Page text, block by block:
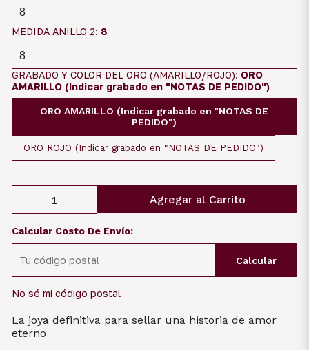
MEDIDA ANILLO 2: 8
GRABADO Y COLOR DEL ORO (AMARILLO/ROJO): ORO
AMARILLO (Indicar grabado en "NOTAS DE PEDIDO")
ORO AMARILLO (Indicar grabado en "NOTAS DE
PEDIDO")
ORO ROJO (Indicar grabado en "NOTAS DE PEDIDO")
Agregar al Carrito
Calcular Costo De Envío:
Calcular
No sé mi código postal
La joya definitiva para sellar una historia de amor
eterno